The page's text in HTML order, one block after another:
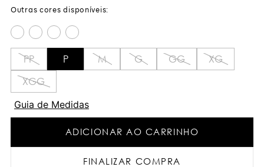
PP P M G GG
XG
XGG
Guia de Medidas
ADICIONAR AO CARRINHO
FINALIZAR COMPRA